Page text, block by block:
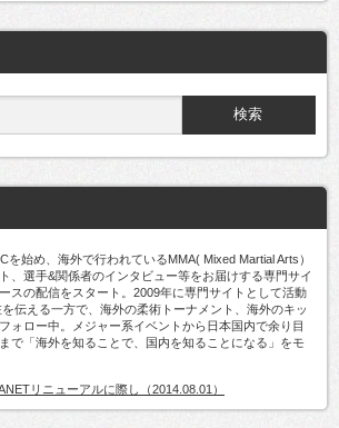
を始め、海外で行われているMMA( Mixed Martial Arts）
、選手&関係者のインタビュー等をお届けする専門サイ
スの配信をスタート。2009年に専門サイトとして活動
伝える一方で、海外の柔術トーナメント、海外のキッ
ォロー中。メジャー系イベントから日本国内で余り目
で「海外を知ることで、国内を知ることになる」をモ
リニューアルに際し（2014.08.01）